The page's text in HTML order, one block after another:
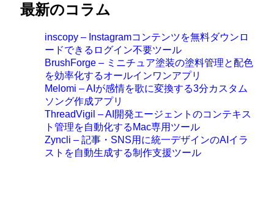
最新のコラム
inscopy – Instagramコンテンツを無料ダウンロ
ードできるログイン不要ツール
BrushForge – ミニチュア塗装の塗料管理と配色
を効率化するオールインワンアプリ
Melomi – AIが感情を歌に変換する3分カスタム
ソング作成アプリ
ThreadVigil – AI開発エージェントのコンテキス
ト管理を自動化するMac専用ツール
Zyncli – 記事・SNS用に統一デザインのAIイラ
ストを自動生成する制作支援ツール